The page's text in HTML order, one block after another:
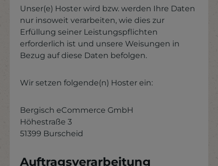
Unser(e) Hoster wird bzw. werden Ihre Daten
nur insoweit verarbeiten, wie dies zur
Erfüllung seiner Leistungspflichten
erforderlich ist und unsere Weisungen in
Bezug auf diese Daten befolgen.
Wir setzen folgende(n) Hoster ein:
Bergisch eCommerce GmbH
Höhestraße 3
51399 Burscheid
Auftragsverarbeitung